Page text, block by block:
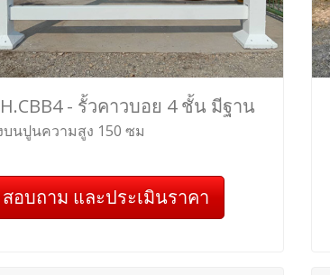
- รั้วคาวบอย 4 ชั้น มีฐาน
บนปูนความสูง 150 ซม
สอบถาม และประเมินราคา